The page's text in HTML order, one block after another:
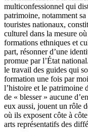
multiconfessionnel qui
patrimoine, notamment
touristes nationaux,
culturel dans la mesure
formations ethniques et
part, résonner d’une
promue par l’État
le travail des guides qui
formation une fois par
l’histoire et le patrimoine
de « blesser » aucune
eux aussi, jouent un rôle
où ils exposent côte à
arts représentatifs des